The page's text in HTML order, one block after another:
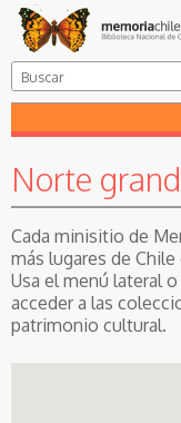
Norte
Cada minisitio de
más lugares de
Usa el menú lateral
acceder a las
patrimonio cultural.